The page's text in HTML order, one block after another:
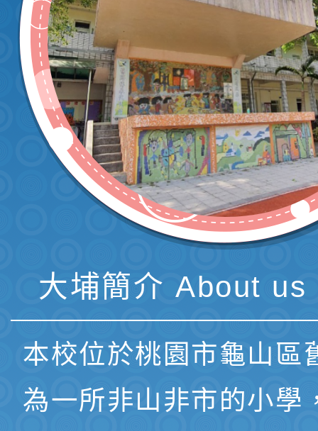
大埔簡介 About us
本校位於桃園市龜山區
為一所非山非市的小學